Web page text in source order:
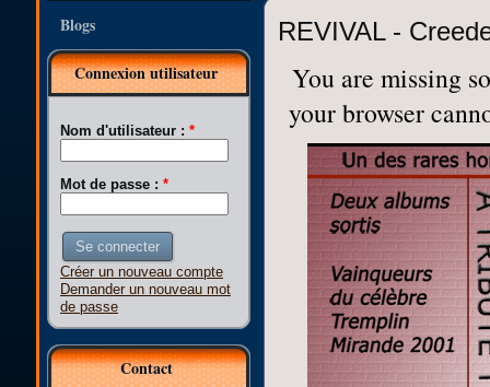
Blogs
Connexion utilisateur
Nom d'utilisateur : *
Mot de passe : *
Créer un nouveau compte
Demander un nouveau mot
de passe
Contact
REVIVAL -
You are missing
your browser